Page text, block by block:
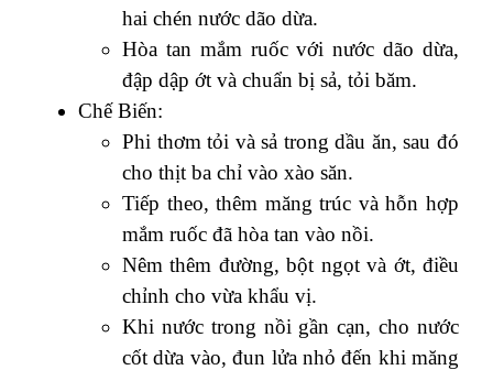
hai chén nước dão dừa.
Hòa tan mắm ruốc với nước dão dừa,
đập dập ớt và chuẩn bị sả, tỏi băm.
Chế Biến:
Phi thơm tỏi và sả trong dầu ăn, sau đó
cho thịt ba chỉ vào xào săn.
Tiếp theo, thêm măng trúc và hỗn hợp
mắm ruốc đã hòa tan vào nồi.
Nêm thêm đường, bột ngọt và ớt, điều
chỉnh cho vừa khẩu vị.
Khi nước trong nồi gần cạn, cho nước
cốt dừa vào, đun lửa nhỏ đến khi măng